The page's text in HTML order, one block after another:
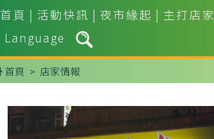
首頁 | 活動快訊 | 夜市緣起 | 主打店家
Language
首頁 > 店家情報